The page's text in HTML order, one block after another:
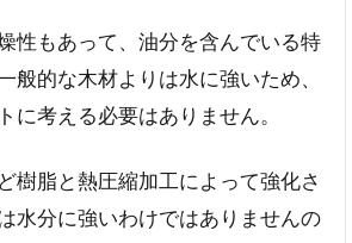
性もあって、油分を含んでいる特
般的な木材よりは水に強いため、
に考える必要はありません。
樹脂と熱圧縮加工によって強化さ
水分に強いわけではありませんの